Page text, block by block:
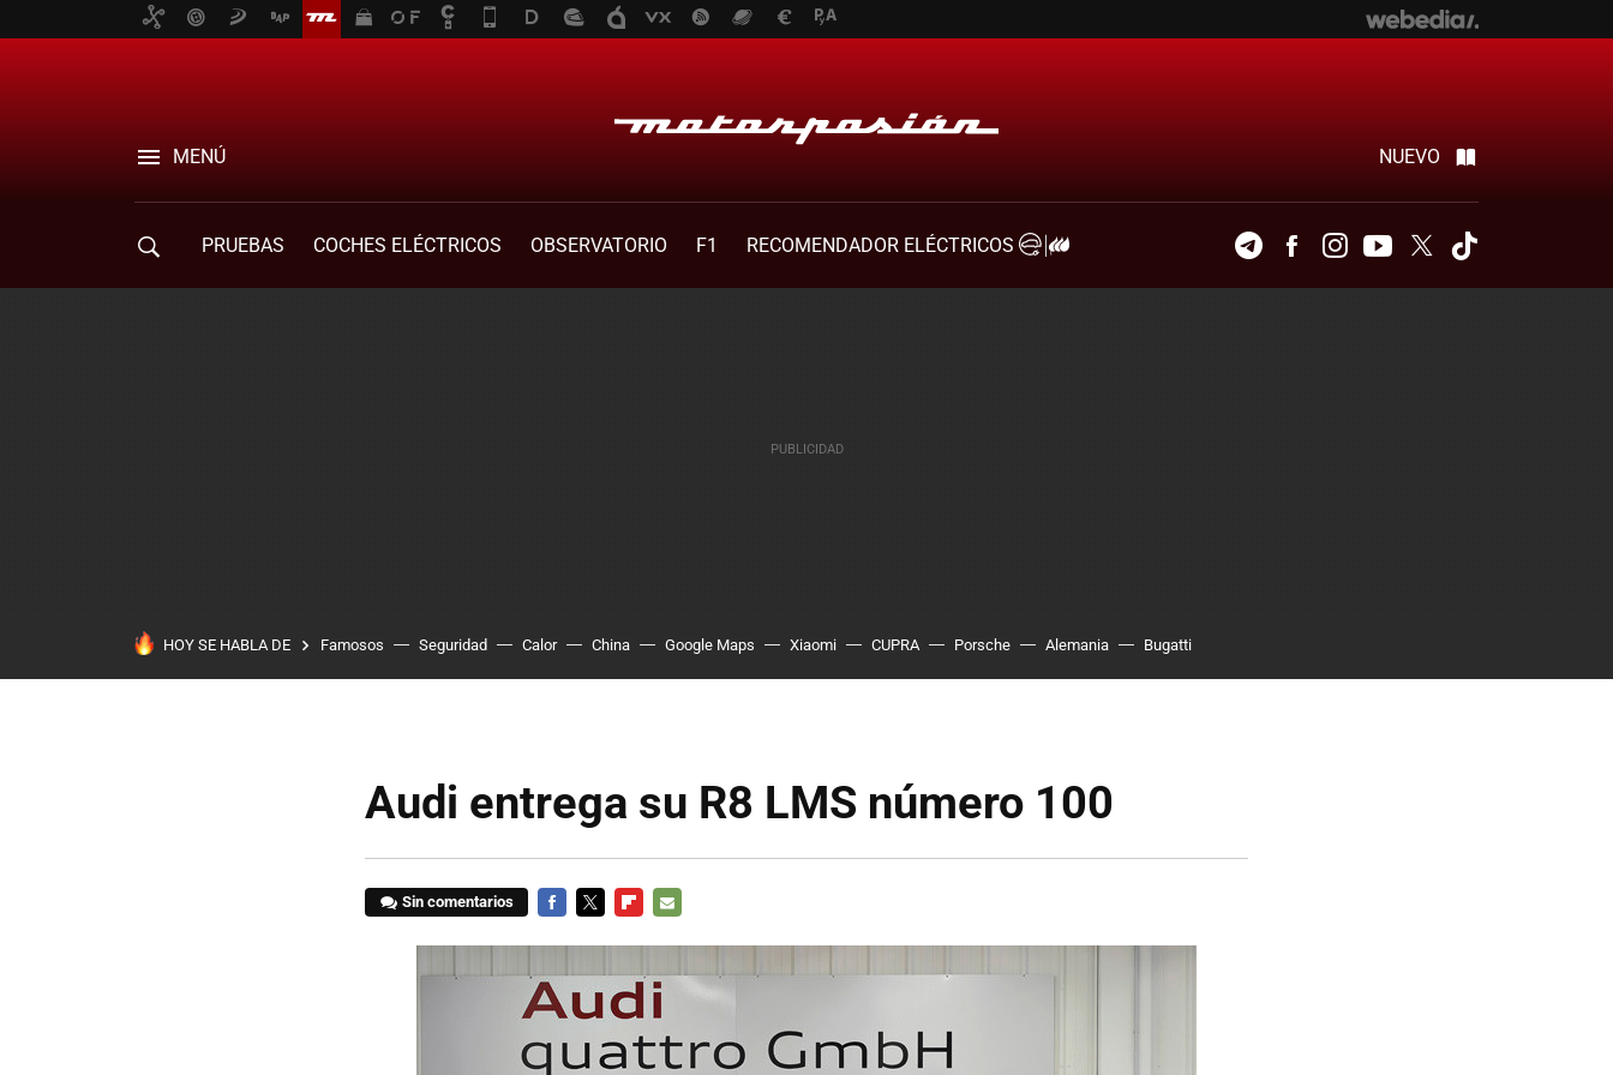
MENÚ NUEVO
PRUEBAS COCHES ELÉCTRICOS OBSERVATORIO F1
RECOMENDADOR ELÉCTRICOS
TelegramFacebookInstagramYoutubeTwitter
HOY SE HABLA DE Famosos Seguridad Calor China Google Maps Xiaomi CUPRA Porsche Alemania Bugatti
Audi entrega su R8 LMS número 100
Sin comentarios